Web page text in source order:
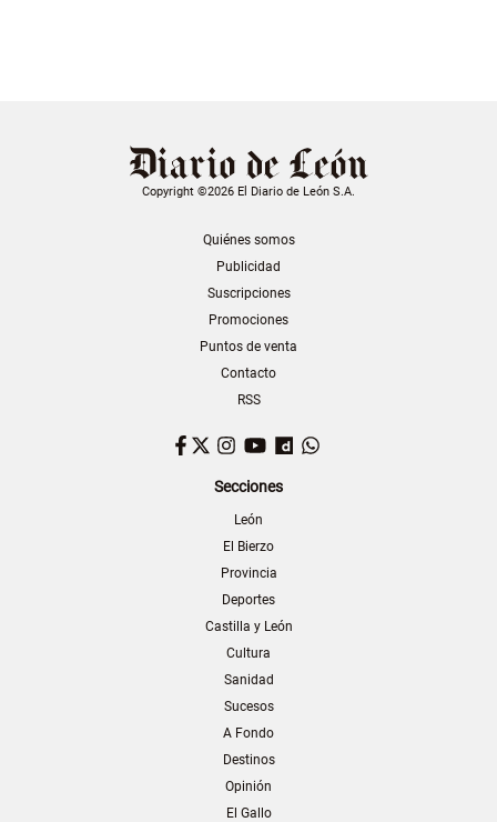
Copyright ©2026 El Diario de León S.A.
Quiénes somos
Publicidad
Suscripciones
Promociones
Puntos de venta
Contacto
RSS
Facebook
TwitterInstagram
YouTubeDailymotion
Secciones
León
El Bierzo
Provincia
Deportes
Castilla y León
Cultura
Sanidad
Sucesos
A Fondo
Destinos
Opinión
El Gallo